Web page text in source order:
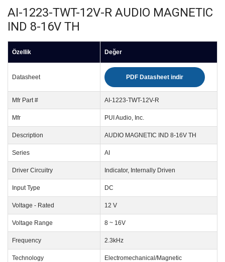
AI-1223-TWT-12V-R AUDIO MAGNETIC
IND 8-16V TH
Özellik Değer
Datasheet PDF Datasheet indir
Mfr Part # AI-1223-TWT-12V-R
Mfr PUI Audio, Inc.
Description AUDIO MAGNETIC IND 8-16V TH
Series AI
Driver Circuitry Indicator, Internally Driven
Input Type DC
Voltage - Rated 12 V
Voltage Range 8 ~ 16V
Frequency 2.3kHz
Technology Electromechanical/Magnetic